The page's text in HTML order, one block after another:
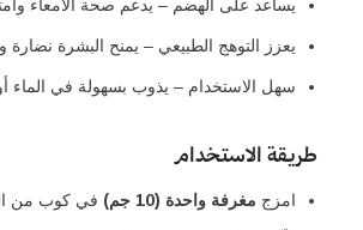
يساعد على الهضم – يدعم صحة الأمعاء
يعزز التوهج الطبيعي – يمنح البشرة
سهل الاستخدام – يذوب بسهولة في الماء
طريقة الاستخدام
امزج مغرفة واحدة (10 جم) في كوب من